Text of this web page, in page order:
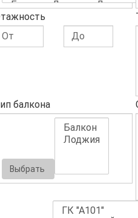
балкона
Выбрать